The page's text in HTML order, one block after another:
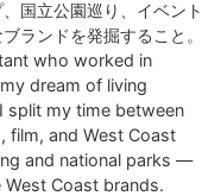
国立公園巡り、イベント
ランドを発掘すること。
who worked in
dream of living
split my time between
film, and West Coast
and national parks —
West Coast brands.